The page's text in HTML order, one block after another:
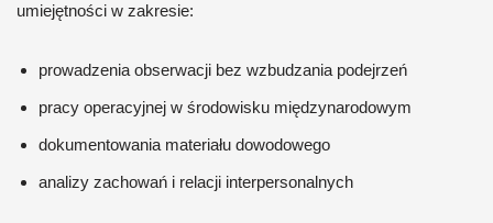
umiejętności w zakresie:
prowadzenia obserwacji bez wzbudzania podejrzeń
pracy operacyjnej w środowisku międzynarodowym
dokumentowania materiału dowodowego
analizy zachowań i relacji interpersonalnych